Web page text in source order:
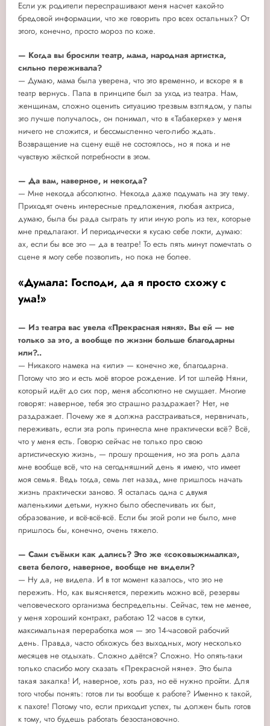
Если уж родители переспрашивают меня насчет какой-то
бредовой информации, что же говорить про всех остальных? От
этого, конечно, просто мороз по коже.
— Когда вы бросили театр, мама, народная артистка,
сильно переживала?
— Думаю, мама была уверена, что это временно, и вскоре я в
театр вернусь. Папа в принципе был за уход из театра. Нам,
женщинам, сложно оценить ситуацию трезвым взглядом, у папы
это лучше получалось, он понимал, что в «Табакерке» у меня
ничего не сложится, и бессмысленно чего-либо ждать.
Возвращение на сцену ещё не состоялось, но я пока и не
чувствую жёсткой потребности в этом.
— Да вам, наверное, и некогда?
— Мне некогда абсолютно. Некогда даже подумать на эту тему.
Приходят очень интересные предложения, любая актриса,
думаю, была бы рада сыграть ту или иную роль из тех, которые
мне предлагают. И периодически я кусаю себе локти, думаю:
ах, если бы все это — да в театре! То есть пять минут помечтать о
сцене я могу себе позволить, но пока не более.
«Думала: Господи, да я просто схожу с
ума!»
— Из театра вас увела «Прекрасная няня». Вы ей — не
только за это, а вообще по жизни больше благодарны
или?..
— Никакого намека на «или» — конечно же, благодарна.
Потому что это и есть моё второе рождение. И тот шлейф Няни,
который идёт до сих пор, меня абсолютно не смущает. Многие
говорят: наверное, тебя это страшно раздражает? Нет, не
раздражает. Почему же я должна расстраиваться, нервничать,
переживать, если эта роль принесла мне практически всё? Всё,
что у меня есть. Говорю сейчас не только про свою
артистическую жизнь, — прошу прощения, но эта роль дала
мне вообще всё, что на сегодняшний день я имею, что имеет
моя семья. Ведь тогда, семь лет назад, мне пришлось начать
жизнь практически заново. Я осталась одна с двумя
маленькими детьми, нужно было обеспечивать их быт,
образование, и всё-всё-всё. Если бы этой роли не было, мне
пришлось бы, конечно, очень тяжело.
— Сами съёмки как дались? Это же «соковыжималка»,
света белого, наверное, вообще не видели?
— Ну да, не видела. И в тот момент казалось, что это не
пережить. Но, как выясняется, пережить можно всё, резервы
человеческого организма беспредельны. Сейчас, тем не менее,
у меня хороший контракт, работаю 12 часов в сутки,
максимальная переработка моя — это 14-часовой рабочий
день. Правда, часто обхожусь без выходных, могу несколько
месяцев не отдыхать. Сложно даётся? Сложно. Но опять-таки
только спасибо могу сказать «Прекрасной няне». Это была
такая закалка! И, наверное, хоть раз, но её нужно пройти. Для
того чтобы понять: готов ли ты вообще к работе? Именно к такой,
к пахоте! Потому что, если приходит успех, ты должен быть готов
к тому, что будешь работать безостановочно.